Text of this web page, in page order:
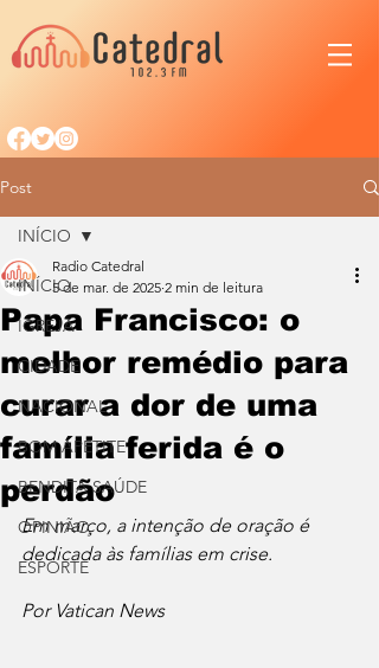
Post
INÍCIO
IGREJA
CIDADE
NACIONAL
BOM APETITE
BENDITA SAÚDE
OPINIÃO
ESPORTE
INÍCIO
Papa Francisco: o
melhor remédio para
curar a dor de uma
família ferida é o
perdão
Radio Catedral
5 de mar. de 2025 2 min de leitura
Em março, a intenção de oração é
dedicada às famílias em crise.
Por Vatican News